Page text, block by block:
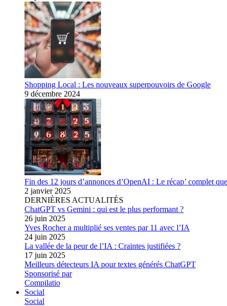
Shopping Local : Les nouveaux superpouvoirs de Google
9 décembre 2024
Fin des 12 jours d’annonces d’OpenAI : Le récap’ complet
2 janvier 2025
DERNIÈRES ACTUALITÉS
ChatGPT vs Gemini : qui est le plus performant ?
26 juin 2025
Yves Rocher a multiplié ses ventes par 11 avec l’IA
24 juin 2025
La vallée de la peur de l’IA : Craintes justifiées ?
17 juin 2025
Meilleurs détecteurs IA pour textes générés ChatGPT
Sponsorisé par
Compilatio
Social
Social